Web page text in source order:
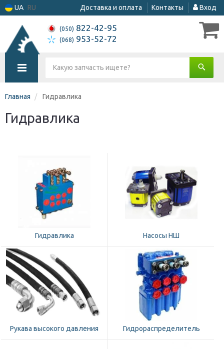
UA RU Доставка и оплата Контакты Вход
(050) 822-42-95
(068) 953-52-72
Главная Гидравлика
Гидравлика
Гидравлика Насосы НШ
Рукава высокого давления Гидрораспределитель